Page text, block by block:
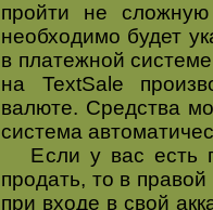
пройти не
необходимо будет
в платежной
на TextSale
валюте. Средства
система
Если у вас есть
продать, то в
при входе в свой